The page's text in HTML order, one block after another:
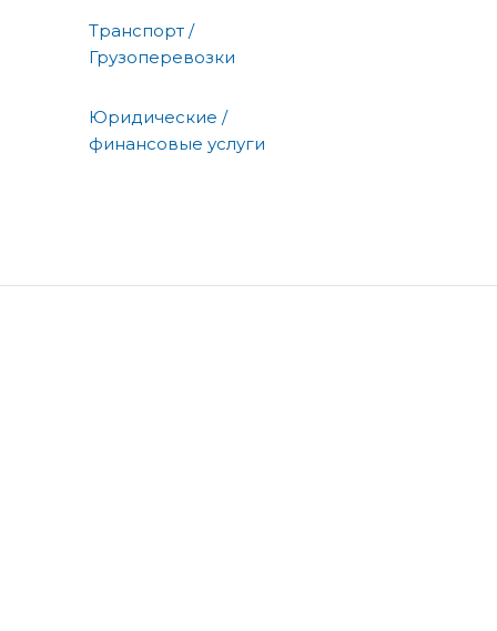
Транспорт /
Грузоперевозки
Юридические /
финансовые услуги